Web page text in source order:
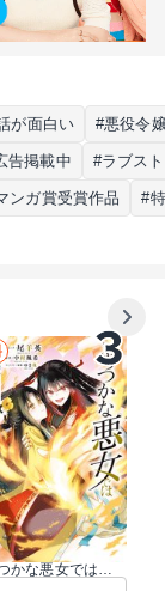
が面白い #悪役令
告掲載中 #ラブス
ンガ賞受賞作品 #
ふつつかな悪女ではございますが ～雛宮蝶鼠とりかえ伝～